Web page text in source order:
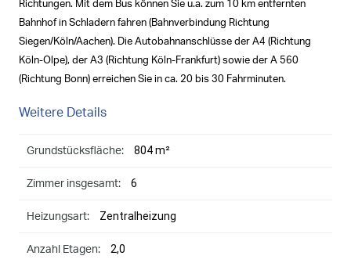
Richtungen. Mit dem Bus können Sie u.a. zum 10 km entfernten
Bahnhof in Schladern fahren (Bahnverbindung Richtung
Siegen/Köln/Aachen). Die Autobahnanschlüsse der A4 (Richtung
Köln-Olpe), der A3 (Richtung Köln-Frankfurt) sowie der A 560
(Richtung Bonn) erreichen Sie in ca. 20 bis 30 Fahrminuten.
Weitere Details
Grundstücksfläche: 804 m²
Zimmer insgesamt: 6
Heizungsart: Zentralheizung
Anzahl Etagen: 2,0